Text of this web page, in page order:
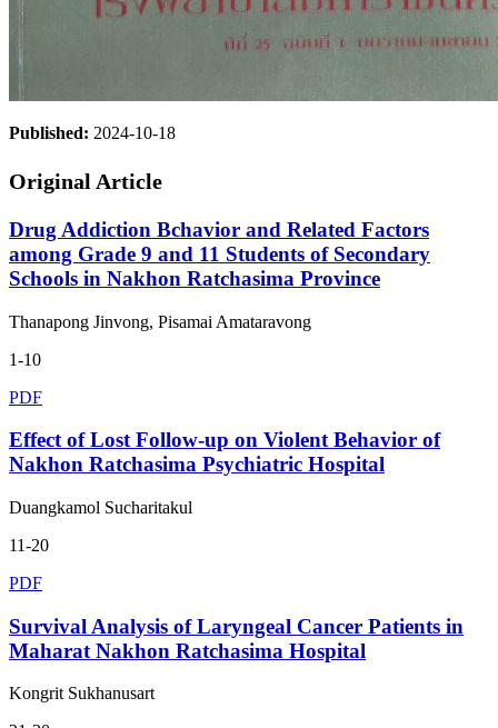
Published: 2024-10-18
Original Article
Drug Addiction Bchavior and Related Factors
among Grade 9 and 11 Students of Secondary
Schools in Nakhon Ratchasima Province
Thanapong Jinvong, Pisamai Amataravong
1-10
PDF
Effect of Lost Follow-up on Violent Behavior of
Nakhon Ratchasima Psychiatric Hospital
Duangkamol Sucharitakul
11-20
PDF
Survival Analysis of Laryngeal Cancer Patients in
Maharat Nakhon Ratchasima Hospital
Kongrit Sukhanusart